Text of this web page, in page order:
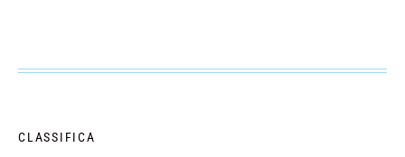
CLASSIFICA